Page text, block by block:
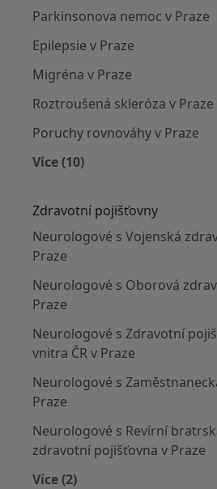
Parkinsonova nemoc v Praze
Epilepsie v Praze
Migréna v Praze
Roztroušená skleróza v Praze
Poruchy rovnováhy v Praze
Více (10)
Zdravotní pojišťovny
Neurologové s Vojenská
Praze
Neurologové s Oborová
Praze
Neurologové s Zdravotní
vnitra ČR v Praze
Neurologové s
Praze
Neurologové s Revírní
zdravotní pojišťovna v Praze
Více (2)